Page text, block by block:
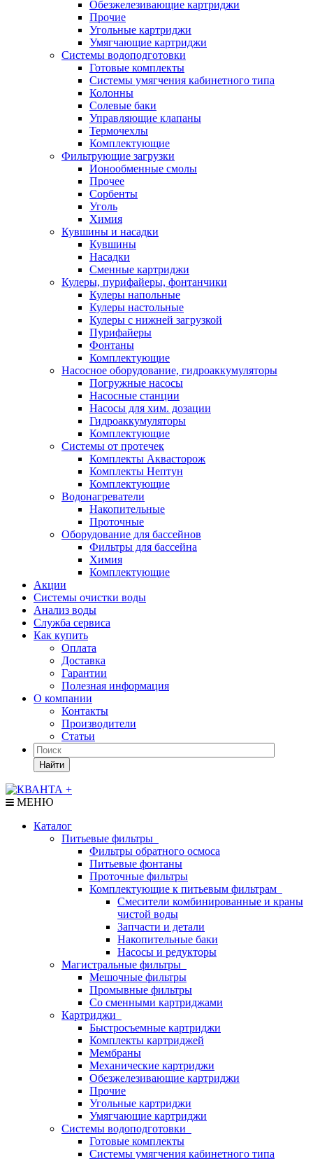
Обезжелезивающие картриджи
Прочие
Угольные картриджи
Умягчающие картриджи
Системы водоподготовки
Готовые комплекты
Системы умягчения кабинетного типа
Колонны
Солевые баки
Управляющие клапаны
Термочехлы
Комплектующие
Фильтрующие загрузки
Ионообменные смолы
Прочее
Сорбенты
Уголь
Химия
Кувшины и насадки
Кувшины
Насадки
Сменные картриджи
Кулеры, пурифайеры, фонтанчики
Кулеры напольные
Кулеры настольные
Кулеры с нижней загрузкой
Пурифайеры
Фонтаны
Комплектующие
Насосное оборудование, гидроаккумуляторы
Погружные насосы
Насосные станции
Насосы для хим. дозации
Гидроаккумуляторы
Комплектующие
Системы от протечек
Комплекты Аквасторож
Комплекты Нептун
Комплектующие
Водонагреватели
Накопительные
Проточные
Оборудование для бассейнов
Фильтры для бассейна
Химия
Комплектующие
Акции
Системы очистки воды
Анализ воды
Служба сервиса
Как купить
Оплата
Доставка
Гарантии
Полезная информация
О компании
Контакты
Производители
Статьи
Найти
МЕНЮ
Каталог
Питьевые фильтры
Фильтры обратного осмоса
Питьевые фонтаны
Проточные фильтры
Комплектующие к питьевым фильтрам
Смесители комбинированные и краны
чистой воды
Запчасти и детали
Накопительные баки
Насосы и редукторы
Магистральные фильтры
Мешочные фильтры
Промывные фильтры
Со сменными картриджами
Картриджи
Быстросъемные картриджи
Комплекты картриджей
Мембраны
Механические картриджи
Обезжелезивающие картриджи
Прочие
Угольные картриджи
Умягчающие картриджи
Системы водоподготовки
Готовые комплекты
Системы умягчения кабинетного типа